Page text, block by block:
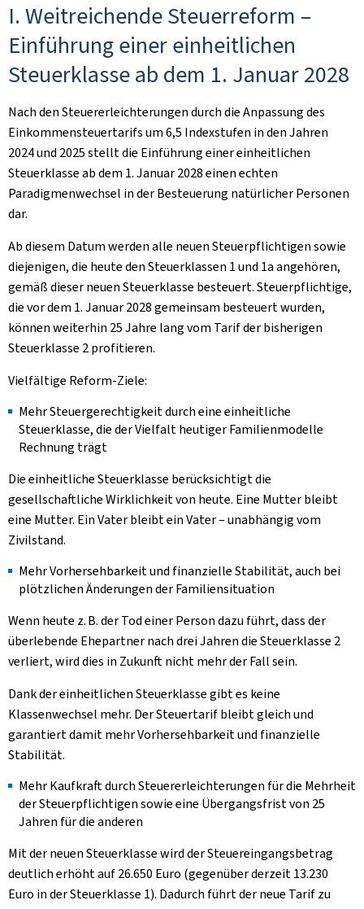
I. Weitreichende Steuerreform –
Einführung einer einheitlichen
Steuerklasse ab dem 1. Januar 2028
Nach den Steuererleichterungen durch die Anpassung des
Einkommensteuertarifs um 6,5 Indexstufen in den Jahren
2024 und 2025 stellt die Einführung einer einheitlichen
Steuerklasse ab dem 1. Januar 2028 einen echten
Paradigmenwechsel in der Besteuerung natürlicher Personen
dar.
Ab diesem Datum werden alle neuen Steuerpflichtigen sowie
diejenigen, die heute den Steuerklassen 1 und 1a angehören,
gemäß dieser neuen Steuerklasse besteuert. Steuerpflichtige,
die vor dem 1. Januar 2028 gemeinsam besteuert wurden,
können weiterhin 25 Jahre lang vom Tarif der bisherigen
Steuerklasse 2 profitieren.
Vielfältige Reform-Ziele:
Mehr Steuergerechtigkeit durch eine einheitliche
Steuerklasse, die der Vielfalt heutiger Familienmodelle
Rechnung trägt
Die einheitliche Steuerklasse berücksichtigt die
gesellschaftliche Wirklichkeit von heute. Eine Mutter bleibt
eine Mutter. Ein Vater bleibt ein Vater – unabhängig vom
Zivilstand.
Mehr Vorhersehbarkeit und finanzielle Stabilität, auch bei
plötzlichen Änderungen der Familiensituation
Wenn heute z. B. der Tod einer Person dazu führt, dass der
überlebende Ehepartner nach drei Jahren die Steuerklasse 2
verliert, wird dies in Zukunft nicht mehr der Fall sein.
Dank der einheitlichen Steuerklasse gibt es keine
Klassenwechsel mehr. Der Steuertarif bleibt gleich und
garantiert damit mehr Vorhersehbarkeit und finanzielle
Stabilität.
Mehr Kaufkraft durch Steuererleichterungen für die Mehrheit
der Steuerpflichtigen sowie eine Übergangsfrist von 25
Jahren für die anderen
Mit der neuen Steuerklasse wird der Steuereingangsbetrag
deutlich erhöht auf 26.650 Euro (gegenüber derzeit 13.230
Euro in der Steuerklasse 1). Dadurch führt der neue Tarif zu